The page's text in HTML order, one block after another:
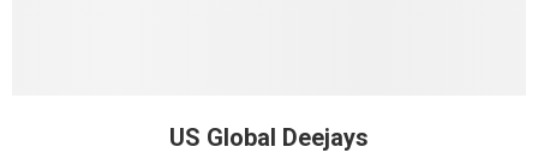
US Global Deejays